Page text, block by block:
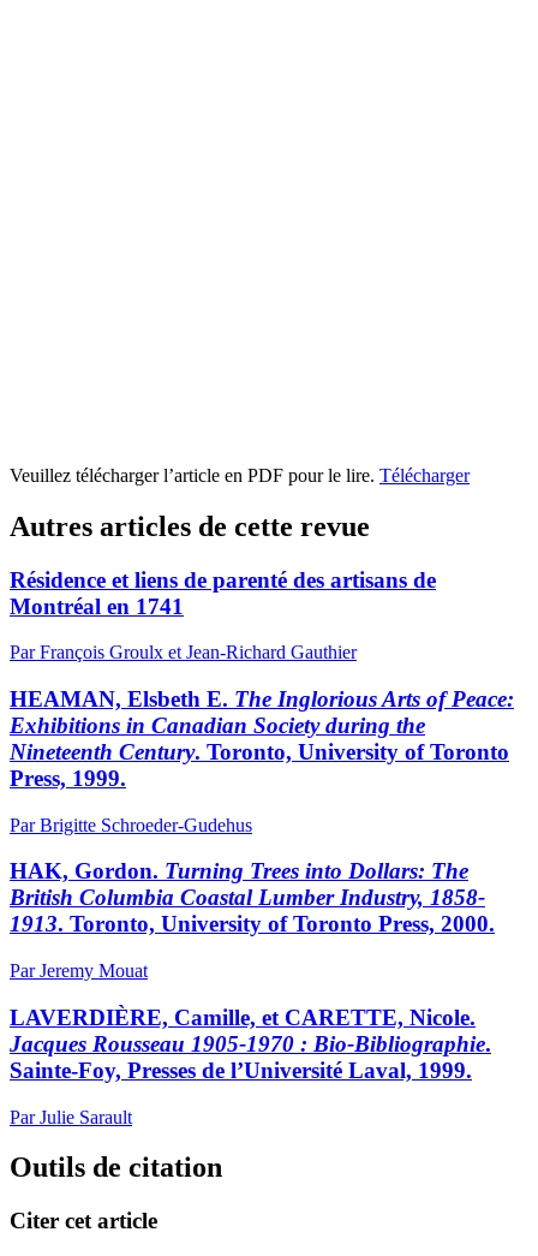
Veuillez télécharger l’article en PDF pour le lire. Télécharger
Autres articles de cette revue
Résidence et liens de parenté des artisans de
Montréal en 1741
Par François Groulx et Jean-Richard Gauthier
HEAMAN, Elsbeth E. The Inglorious Arts of Peace:
Exhibitions in Canadian Society during the
Nineteenth Century. Toronto, University of Toronto
Press, 1999.
Par Brigitte Schroeder-Gudehus
HAK, Gordon. Turning Trees into Dollars: The
British Columbia Coastal Lumber Industry, 1858-
1913. Toronto, University of Toronto Press, 2000.
Par Jeremy Mouat
LAVERDIÈRE, Camille, et CARETTE, Nicole.
Jacques Rousseau 1905-1970 : Bio-Bibliographie.
Sainte-Foy, Presses de l’Université Laval, 1999.
Par Julie Sarault
Outils de citation
Citer cet article